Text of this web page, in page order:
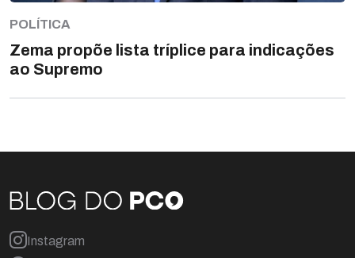
POLÍTICA
Zema propõe lista tríplice para indicações
ao Supremo
Instagram